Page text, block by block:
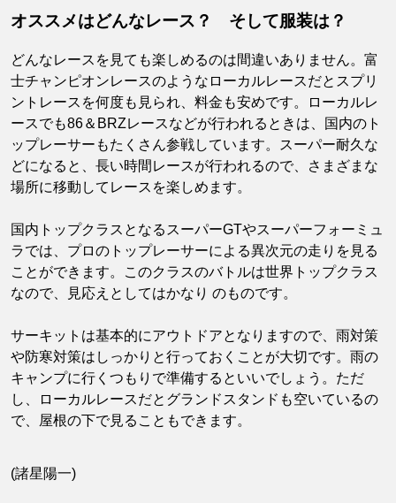
オススメはどんなレース？ そして服装は？
どんなレースを見ても楽しめるのは間違いありません。富
士チャンピオンレースのようなローカルレースだとスプリ
ントレースを何度も見られ、料金も安めです。ローカルレ
ースでも86＆BRZレースなどが行われるときは、国内のト
ップレーサーもたくさん参戦しています。スーパー耐久な
どになると、長い時間レースが行われるので、さまざまな
場所に移動してレースを楽しめます。
国内トップクラスとなるスーパーGTやスーパーフォーミュ
ラでは、プロのトップレーサーによる異次元の走りを見る
ことができます。このクラスのバトルは世界トップクラス
なので、見応えとしてはかなり のものです。
サーキットは基本的にアウトドアとなりますので、雨対策
や防寒対策はしっかりと行っておくことが大切です。雨の
キャンプに行くつもりで準備するといいでしょう。ただ
し、ローカルレースだとグランドスタンドも空いているの
で、屋根の下で見ることもできます。
(諸星陽一)